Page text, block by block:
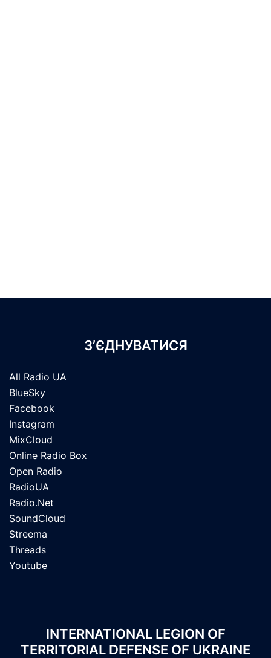
З’ЄДНУВАТИСЯ
All Radio UA
BlueSky
Facebook
Instagram
MixCloud
Online Radio Box
Open Radio
RadioUA
Radio.Net
SoundCloud
Streema
Threads
Youtube
INTERNATIONAL LEGION OF
TERRITORIAL DEFENSE OF UKRAINE